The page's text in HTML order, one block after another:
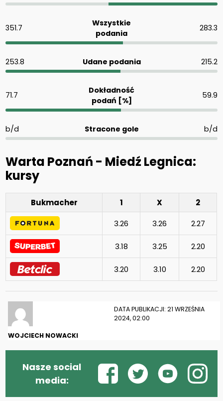
351.7
Wszystkie
podania
283.3
253.8 Udane podania 215.2
71.7
Dokładność
podań [%]
59.9
b/d Stracone gole b/d
Warta Poznań - Miedź Legnica:
kursy
Bukmacher 1 X
2
3.26
3.26 2.27
3.18 3.25 2.20
3.20 3.10 2.20
DATA PUBLIKACJI: 21 WRZEŚNIA
2024, 02:00
WOJCIECH NOWACKI
Nasze social
media: